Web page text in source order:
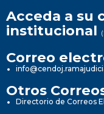
Acceda a su
institucional
Correo
Otros
Directorio de Correos